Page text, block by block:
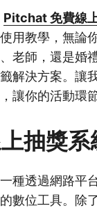
Pitchat 免費線
用教學，無論
老師，還是婚
解決方案。讓
讓你的活動環
抽獎系
種透過網路平
數位工具。除